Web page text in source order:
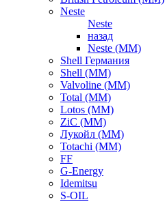
Neste
Neste
назад
Neste (ММ)
Shell Германия
Shell (ММ)
Valvoline (ММ)
Total (ММ)
Lotos (ММ)
ZiC (ММ)
Лукойл (ММ)
Totachi (MM)
FF
G-Energy
Idemitsu
S-OIL